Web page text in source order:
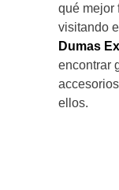
qué mejor
visitando
Dumas
encontrar
ellos.